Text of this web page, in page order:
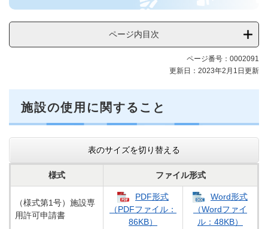
ニ
ュ
ページ内目次
ページ番号：0002091
更新日：2023年2月1日更新
施設の使用に関すること
表のサイズを切り替える
様式 ファイル形式
（様式第1号）施設専
用許可申請書
PDF形式
（PDFファイル：
86KB）
Word形式​
（Wordファイ
ル：48KB）